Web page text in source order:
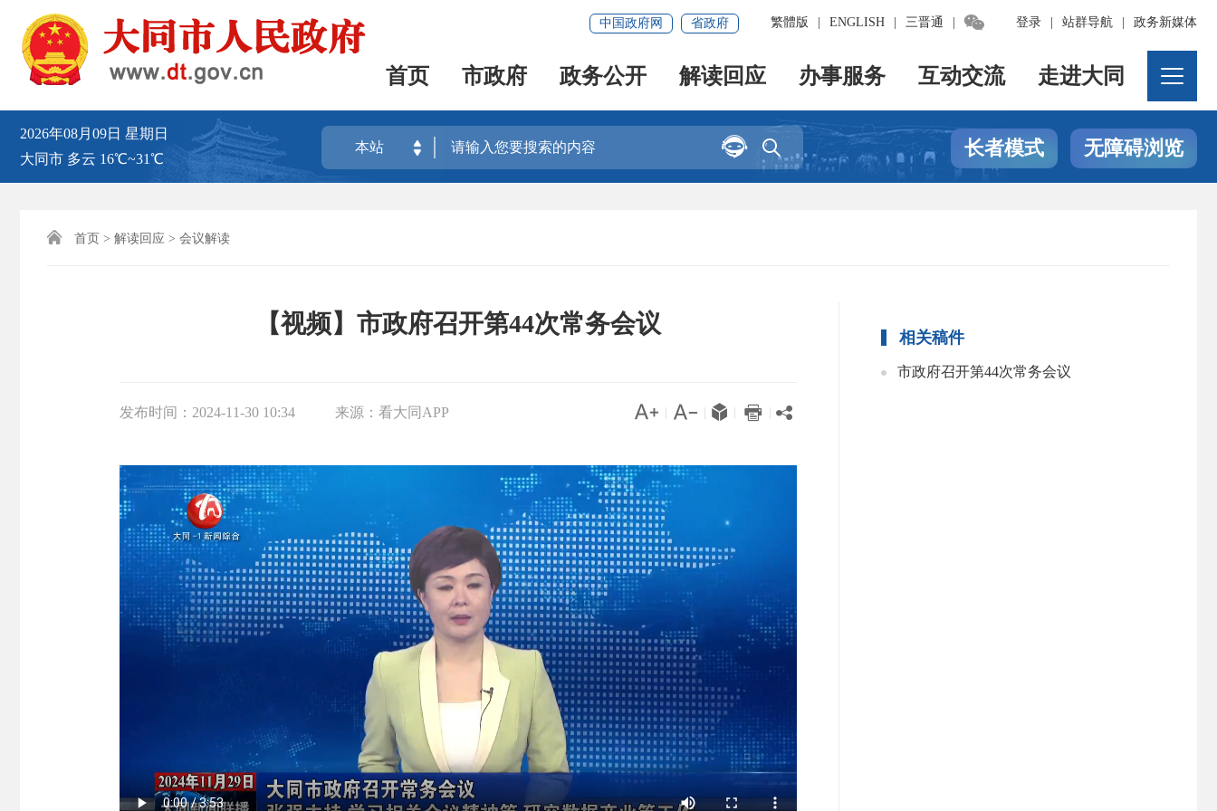
登录 站群导航 政务新媒体
繁體版 ENGLISH 三晋通 
中国政府网 省政府
首页 市政府 政务公开 解读回应 办事服务 互动交流 走进大同
2026年08月09日 星期日
大同市 多云 16℃~31℃
本站 
 长者模式 无障碍浏览
 首页 > 解读回应 > 会议解读
【视频】市政府召开第44次常务会议
发布时间： 2024-11-30 10:34 来源： 看大同APP     
相关稿件
市政府召开第44次常务会议